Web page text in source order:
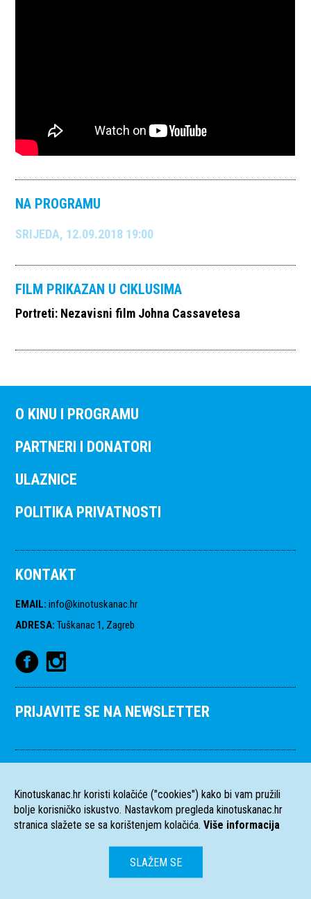
NA PROGRAMU
SRIJEDA, 12.09.2018 19:00
FILM PRIKAZAN U CIKLUSIMA
Portreti: Nezavisni film Johna Cassavetesa
O KINU I PROGRAMU
PARTNERI I DONATORI
ULAZNICE
POLITIKA PRIVATNOSTI
KONTAKT
EMAIL: info@kinotuskanac.hr
ADRESA: Tuškanac 1, Zagreb
PRIJAVITE SE NA NEWSLETTER
Kinotuskanac.hr koristi kolačiće ("cookies") kako bi vam pružili
bolje korisničko iskustvo. Nastavkom pregleda kinotuskanac.hr
stranica slažete se sa korištenjem kolačića. Više informacija
SLAŽEM SE